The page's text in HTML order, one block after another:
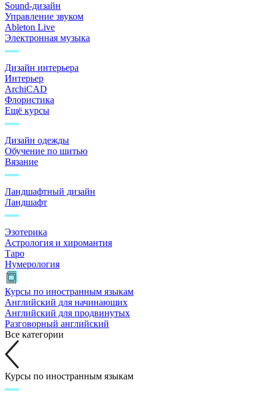
Sound-дизайн
Управление звуком
Ableton Live
Электронная музыка
Дизайн интерьера
Интерьер
ArchiCAD
Флористика
Ещё курсы
Дизайн одежды
Обучение по шитью
Вязание
Ландшафтный дизайн
Ландшафт
Эзотерика
Астрология и хиромантия
Таро
Нумерология
Курсы по иностранным языкам
Английский для начинающих
Английский для продвинутых
Разговорный английский
Все категории
Курсы по иностранным языкам